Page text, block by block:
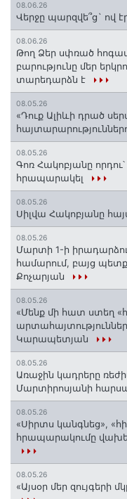
08.06.26
Վերջը պարզվե՞ց` ով
08.06.26
Թող Ձեր սփռած
բարությունը մեր
տարեդարձն է
08.05.26
«Դուք Ալիևի դրած
08.05.26
Գոռ Հակոբյանը
հրապարակել
08.05.26
Սիլվա Հակոբյանը
08.05.26
Մարտի 1-ի
համարում, բայց
Քոչարյան
08.05.26
«Մենք մի հատ ստեղ
արտահայտություններ
Կարապետյան
08.05.26
Առաջին կադրերը
Մարտիրոսյանի
08.05.26
«Սիրտս կանգնեց»,
հրապարակումը
08.05.26
«Այսօր մեր զույգերի